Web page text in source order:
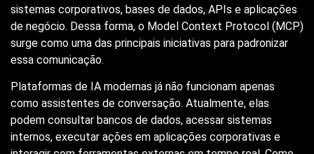
sistemas corporativos, bases de dados, APIs e aplicações
de negócio. Dessa forma, o Model Context Protocol (MCP)
surge como uma das principais iniciativas para padronizar
essa comunicação.
Plataformas de IA modernas já não funcionam apenas
como assistentes de conversação. Atualmente, elas
podem consultar bancos de dados, acessar sistemas
internos, executar ações em aplicações corporativas e